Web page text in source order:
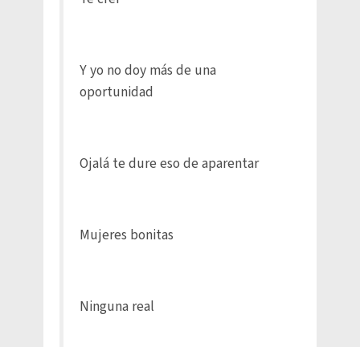
Y yo no doy más de una
oportunidad
Ojalá te dure eso de aparentar
Mujeres bonitas
Ninguna real